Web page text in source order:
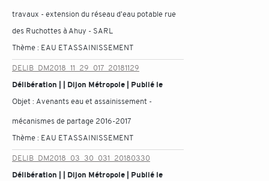
travaux - extension du réseau d'eau potable rue
des Ruchottes à Ahuy - SARL
Thème : EAU ET ASSAINISSEMENT
DELIB_DM2018_11_29_017_20181129
Délibération | | Dijon Métropole | Publié le
Objet : Avenants eau et assainissement -
mécanismes de partage 2016-2017
Thème : EAU ET ASSAINISSEMENT
DELIB_DM2018_03_30_031_20180330
Délibération | | Dijon Métropole | Publié le